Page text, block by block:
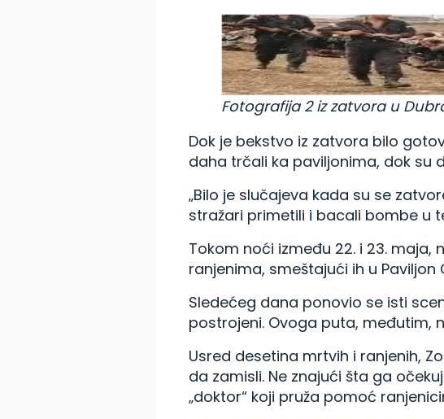
Fotografija 2 iz zatvora u
Dok je bekstvo iz zatvora bilo
daha trčali ka paviljonima, dok su
„Bilo je slučajeva kada su se
stražari primetili i bacali bombe u
Tokom noći između 22. i 23.
ranjenima, smeštajući ih u Paviljon
Sledećeg dana ponovio se isti
postrojeni. Ovoga puta, međutim,
Usred desetina mrtvih i ranjenih,
da zamisli. Ne znajući šta ga
„doktor“ koji pruža pomoć